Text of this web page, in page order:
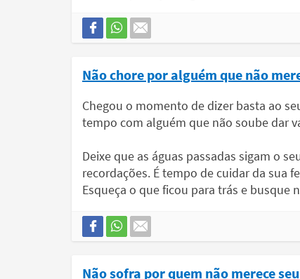
Não chore por alguém que não
Chegou o momento de dizer basta ao
tempo com alguém que não soube dar
Deixe que as águas passadas sigam o
recordações. É tempo de cuidar da sua
Esqueça o que ficou para trás e busque
Não sofra por quem não merece